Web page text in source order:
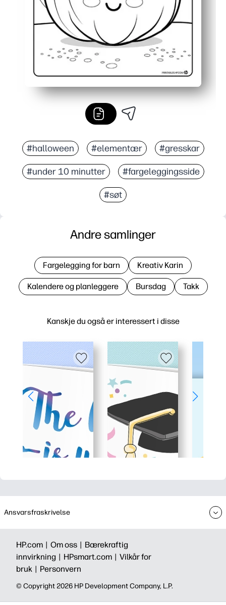
#halloween #elementær #gresskar
#under 10 minutter #fargeleggingsside
#søt
Kanskje du også er interessert i disse
Andre samlinger
Fargelegging for barn Kreativ Karin
Kalendere og planleggere Bursdag Takk
Ansvarsfraskrivelse
HP.com | Om oss | Bærekraftig
innvirkning | HPsmart.com | Vilkår for
bruk | Personvern
© Copyright 2026 HP Development Company, L.P.